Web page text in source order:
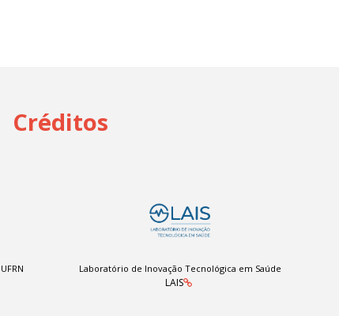
Créditos
Laboratório de Inovação Tecnológica em Saúde
LAIS